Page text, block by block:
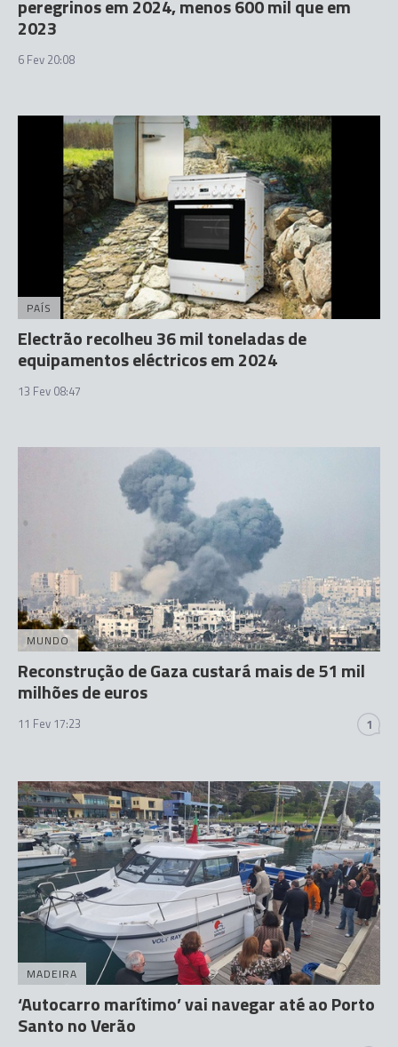
peregrinos em 2024, menos 600 mil que em
2023
6 Fev 20:08
PAÍS
Electrão recolheu 36 mil toneladas de
equipamentos eléctricos em 2024
13 Fev 08:47
MUNDO
Reconstrução de Gaza custará mais de 51 mil
milhões de euros
11 Fev 17:23 1
MADEIRA
‘Autocarro marítimo’ vai navegar até ao Porto
Santo no Verão